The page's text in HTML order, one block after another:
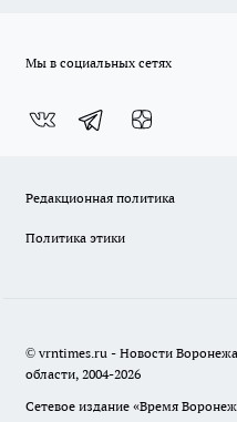
Мы в социальных сетях
Редакционная политика
Политика этики
© vrntimes.ru - Новости
области, 2004-2026
Сетевое издание «Время